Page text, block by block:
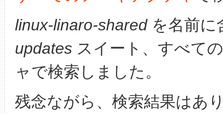
linux-linaro-sharedを名前に
updates スイート、すべて
ャで検索しました。
残念ながら、検索結果はあ